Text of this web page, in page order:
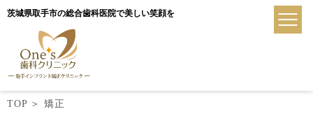
茨城県取手市の総合歯科医院で美しい笑顔を
TOP＞ 矯正